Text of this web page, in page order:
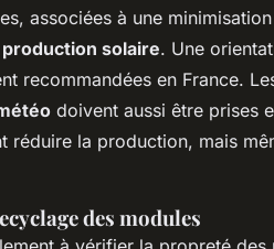
associées à une
solaire. Une
recommandées en France.
doivent aussi être prises
réduire la production, mais
des modules